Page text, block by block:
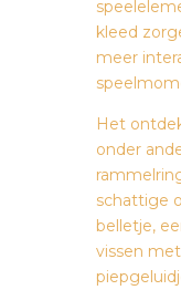
kleed
meer
Het
onder
schattige
belletje,
vissen met